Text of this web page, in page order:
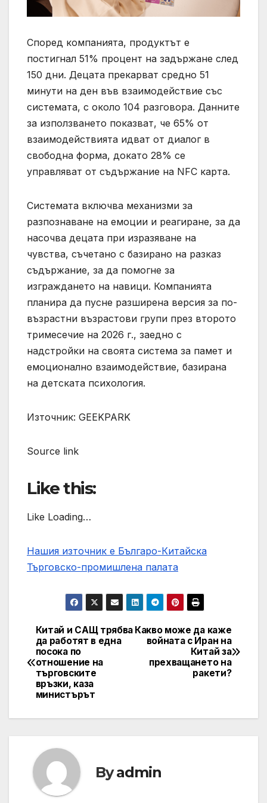
Според компанията, продуктът е
постигнал 51% процент на задържане след
150 дни. Децата прекарват средно 51
минути на ден във взаимодействие със
системата, с около 104 разговора. Данните
за използването показват, че 65% от
взаимодействията идват от диалог в
свободна форма, докато 28% се
управляват от съдържание на NFC карта.
Системата включва механизми за
разпознаване на емоции и реагиране, за да
насочва децата при изразяване на
чувства, съчетано с базирано на разказ
съдържание, за да помогне за
изграждането на навици. Компанията
планира да пусне разширена версия за по-
възрастни възрастови групи през второто
тримесечие на 2026 г., заедно с
надстройки на своята система за памет и
емоционално взаимодействие, базирана
на детската психология.
Източник: GEEKPARK
Source link
Like this:
Like Loading…
Нашия източник е Българо-Китайска
Търговско-промишлена палaта
Post
navigation
Какво може да каже
войната с Иран на
Китай за
прехващането на
ракети?
Китай и САЩ трябва
да работят в една
посока по
отношение на
търговските
връзки, каза
министърът
Byadmin